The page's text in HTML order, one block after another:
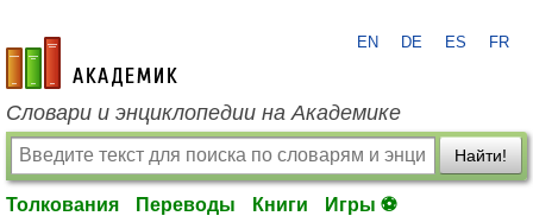
academic.ru
EN DE ES FR
Словари и энциклопедии на Академике
Найти!
Толкования Переводы Книги Игры ⚽